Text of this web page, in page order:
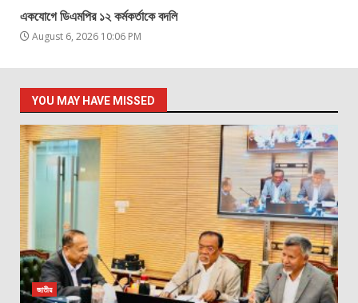
একযোগে ডিএমপির ১২ কর্মকর্তাকে বদলি
August 6, 2026 10:06 PM
YOU MAY HAVE MISSED
জাতীয়